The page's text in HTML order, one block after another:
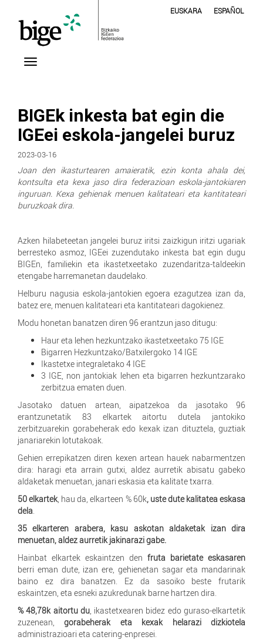
EUSKARA ESPAÑOL
BIGEk inkesta bat egin die
IGEei eskola-jangelei buruz
2023-03-16
Joan den ikasturtearen amaieratik, ezin konta ahala dei,
kontsulta eta kexa jaso dira federazioan eskola-jantokiaren
inguruan. Kexa gehienak menuen kalitateari eta kantitateari
buruzkoak dira.
Azken hilabeteetan jangelei buruz iritsi zaizkigun iritzi ugariak
berresteko asmoz, IGEei zuzendutako inkesta bat egin dugu
BIGEn, familiekin eta ikastetxeetako zuzendaritza-taldeekin
etengabe harremanetan daudelako.
Helburu nagusia eskola-jantokien egoera ezagutzea izan da,
batez ere, menuen kalitateari eta kantitateari dagokienez.
Modu honetan banatzen diren 96 erantzun jaso ditugu:
Haur eta lehen hezkuntzako ikastetxeetako 75 IGE
Bigarren Hezkuntzako/Batxilergoko 14 IGE
Ikastetxe integraletako 4 IGE
3 IGE, non jantokiak lehen eta bigarren hezkuntzarako
zerbitzua ematen duen.
Jasotako datuen artean, aipatzekoa da jasotako 96
erantzunetatik 83 elkartek aitortu dutela jantokiko
zerbitzuarekin gorabeherak edo kexak izan dituztela, guztiak
janariarekin lotutakoak.
Gehien errepikatzen diren kexen artean hauek nabarmentzen
dira: haragi eta arrain gutxi, aldez aurretik abisatu gabeko
aldaketak menuetan, janari eskasia eta kalitate txarra.
50 elkartek, hau da, elkarteen % 60k, uste dute kalitatea eskasa
dela.
35 elkarteren arabera, kasu askotan aldaketak izan dira
menuetan, aldez aurretik jakinarazi gabe.
Hainbat elkartek eskaintzen den fruta barietate eskasaren
berri eman dute, izan ere, gehienetan sagar eta mandarinak
baino ez dira banatzen. Ez da sasoiko beste frutarik
eskaintzen, eta esneki azukredunak barne hartzen dira.
% 48,78k aitortu du, ikastetxearen bidez edo guraso-elkartetik
zuzenean,gorabeherak eta kexak helarazi dizkiotela
administrazioari eta catering-enpresei.